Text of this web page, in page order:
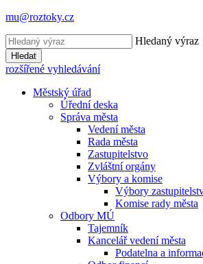
mu@roztoky.cz
Hledaný výraz
Hledat
rozšířené vyhledávání
Městský úřad
Úřední deska
Správa města
Vedení města
Rada města
Zastupitelstvo
Zvláštní orgány
Výbory a komise
Výbory
Komise rady města
Odbory MÚ
Tajemník
Kancelář vedení města
Podatelna a